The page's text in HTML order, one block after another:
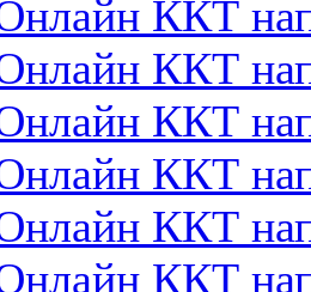
ККТ
ККТ
ККТ
ККТ
ККТ
ККТ